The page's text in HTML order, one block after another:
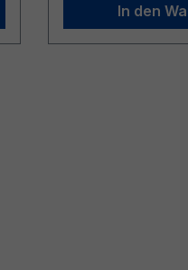
In den